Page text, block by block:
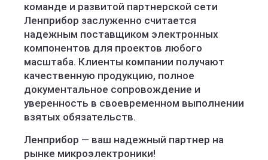
команде и развитой партнерской сети
Ленприбор заслуженно считается
надежным поставщиком электронных
компонентов для проектов любого
масштаба. Клиенты компании получают
качественную продукцию, полное
документальное сопровождение и
уверенность в своевременном выполнении
взятых обязательств.
Ленприбор — ваш надежный партнер на
рынке микроэлектроники!